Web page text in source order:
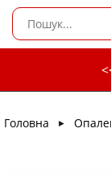
Головна ►